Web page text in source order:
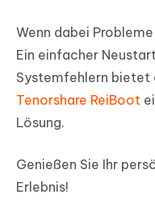
Wenn dabei
Ein einfacher
Systemfehlern bietet
Tenorshare ReiBoot
Lösung.
Genießen Sie Ihr
Erlebnis!